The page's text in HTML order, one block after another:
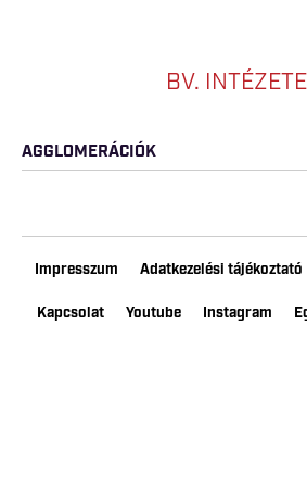
BV.
AGGLOMERÁCIÓK
Impresszum Adatkezelési tájékoztató
Kapcsolat Youtube Instagram